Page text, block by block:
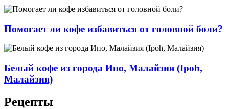
Помогает ли кофе избавиться от головной боли?
Белый кофе из города Ипо, Малайзия (Ipoh,
Малайзия)
Рецепты